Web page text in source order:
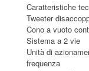
Caratteristiche
Tweeter
Cono a vuoto
Sistema a 2 vie
Unità di
frequenza